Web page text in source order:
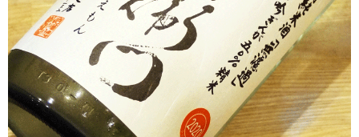
宗玄 宗玄酒造（石川県珠洲市）
神亀 神亀酒造（埼玉県蓮田市）
隆・丹沢山 川西屋酒造店（神奈川県足柄上郡）
長珍 長珍酒造（愛知県津島市）